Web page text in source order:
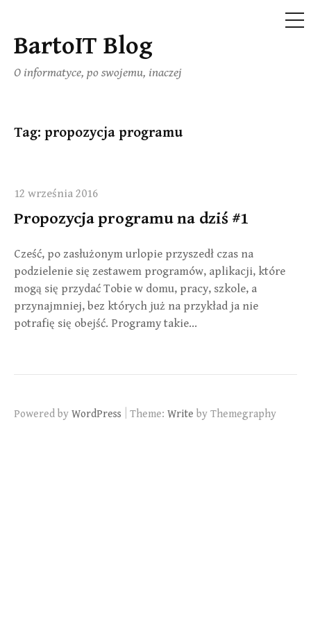
Skip
content
BartoIT Blog
O informatyce, po swojemu, inaczej
Tag: propozycja programu
12 września 2016
Propozycja programu na dziś #1
Cześć, po zasłużonym urlopie przyszedł czas na
podzielenie się zestawem programów, aplikacji, które
mogą się przydać Tobie w domu, pracy, szkole, a
przynajmniej, bez których już na przykład ja nie
potrafię się obejść. Programy takie…
Powered by WordPress Theme: Write by Themegraphy